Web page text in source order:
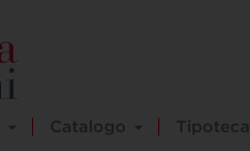
Catalogo Tipoteca